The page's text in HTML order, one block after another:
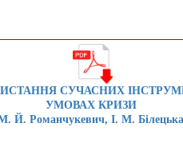
СУЧАСНИХ
УМОВАХ КРИЗИ
Й. Романчукевич, І. М. Білецька